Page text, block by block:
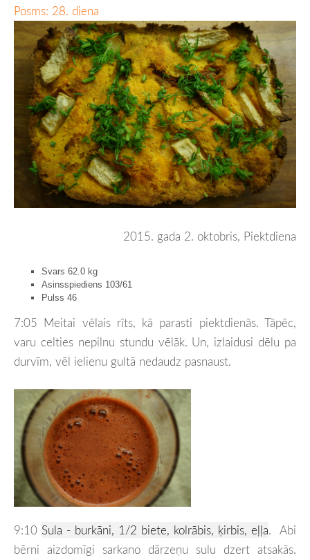
Posms: 28. diena
2015. gada 2. oktobris, Piektdiena
Svars 62.0 kg
Asinsspiediens 103/61
Pulss 46
7:05 Meitai vēlais rīts, kā parasti piektdienās. Tāpēc,
varu celties nepilnu stundu vēlāk. Un, izlaidusi dēlu pa
durvīm, vēl ielienu gultā nedaudz pasnaust.
9:10 Sula - burkāni, 1/2 biete, kolrābis, ķirbis, eļļa. Abi
bērni aizdomīgi sarkano dārzeņu sulu dzert atsakās.